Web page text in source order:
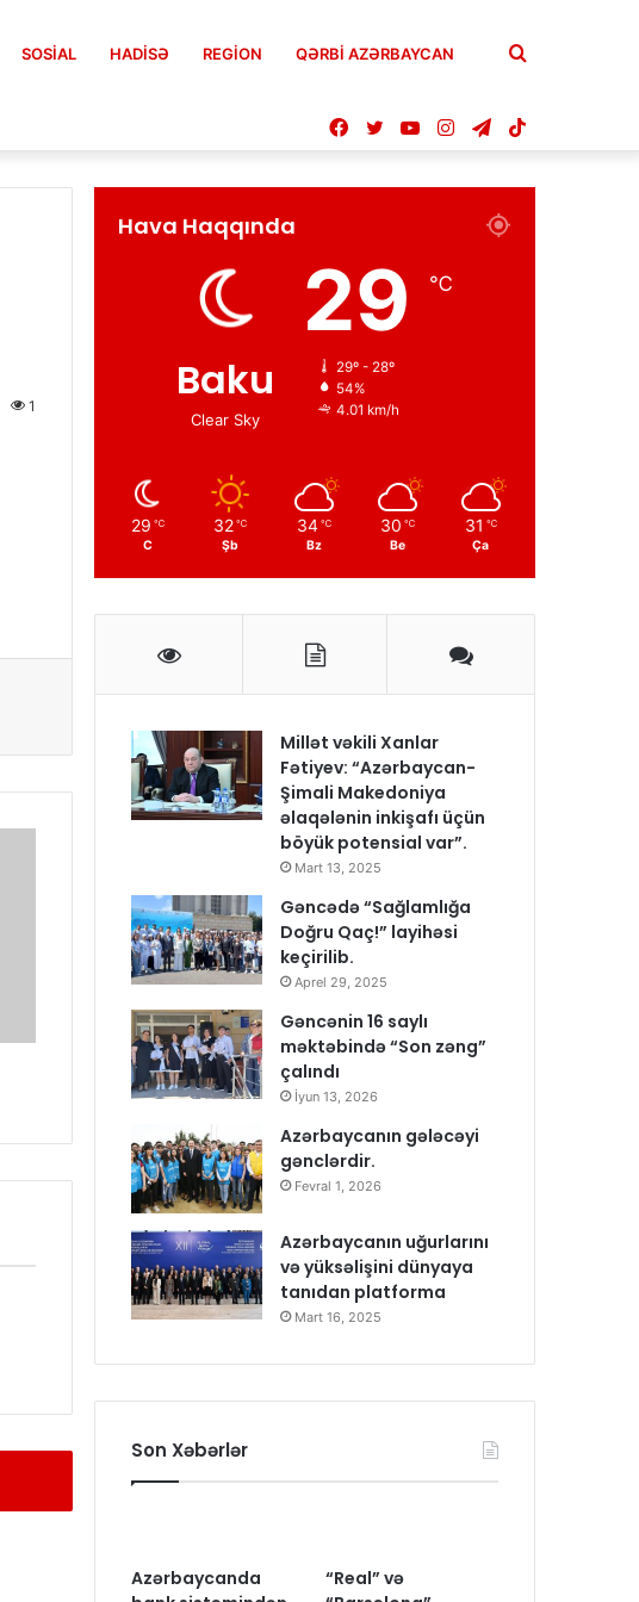
SOSIAL HADISƏ REGION QƏRBİ AZƏRBAYCAN Axtar
Telegram
Instagram
YouTube
Twitter
Facebook
1
Hava Haqqında
Baku
Clear Sky
29 ℃
29º - 28º
54%
4.01 km/h
29 ℃
C
32 ℃
Şb
34 ℃
Bz
30 ℃
Be
31 ℃
Ça
Millət vəkili Xanlar
Fətiyev: “Azərbaycan-
Şimali Makedoniya
əlaqələnin inkişafı üçün
böyük potensial var”.
Mart 13, 2025
Gəncədə “Sağlamlığa
Doğru Qaç!” layihəsi
keçirilib.
Aprel 29, 2025
Gəncənin 16 saylı
məktəbində “Son zəng”
çalındı
İyun 13, 2026
Azərbaycanın gələcəyi
gənclərdir.
Fevral 1, 2026
Azərbaycanın uğurlarını
və yüksəlişini dünyaya
tanıdan platforma
Mart 16, 2025
Son Xəbərlər
Azərbaycanda
“Real” və